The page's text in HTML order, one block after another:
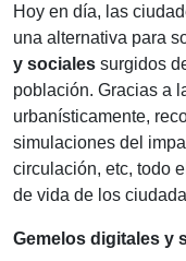
Hoy en día, las
una alternativa para
y sociales surgidos
población. Gracias a
urbanísticamente,
simulaciones del
circulación, etc, todo
de vida de los
Gemelos digitales y